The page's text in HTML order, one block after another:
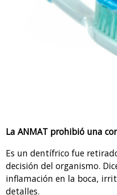
La ANMAT prohibió una
Es un dentífrico fue
decisión del organismo.
inflamación en la boca,
detalles.